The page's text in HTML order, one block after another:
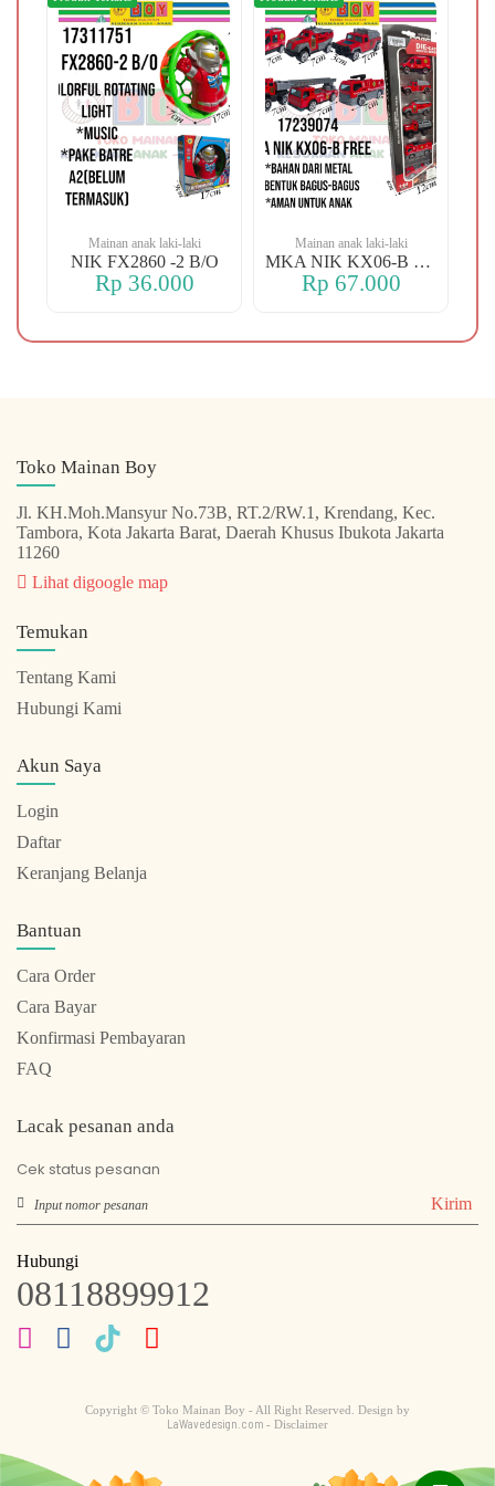
Mainan anak laki-laki
NIK FX2860 -2 B/O
Rp 36.000
Mainan anak laki-laki
MKA NIK KX06-B FREE
Rp 67.000
Toko Mainan Boy
Jl. KH.Moh.Mansyur No.73B, RT.2/RW.1, Krendang, Kec.
Tambora, Kota Jakarta Barat, Daerah Khusus Ibukota Jakarta
11260
Lihat digoogle map
Temukan
Tentang Kami
Hubungi Kami
Akun Saya
Login
Daftar
Keranjang Belanja
Bantuan
Cara Order
Cara Bayar
Konfirmasi Pembayaran
FAQ
Lacak pesanan anda
Cek status pesanan
Kirim
Hubungi
08118899912
Copyright © Toko Mainan Boy - All Right Reserved. Design by
LaWavedesign.com - Disclaimer